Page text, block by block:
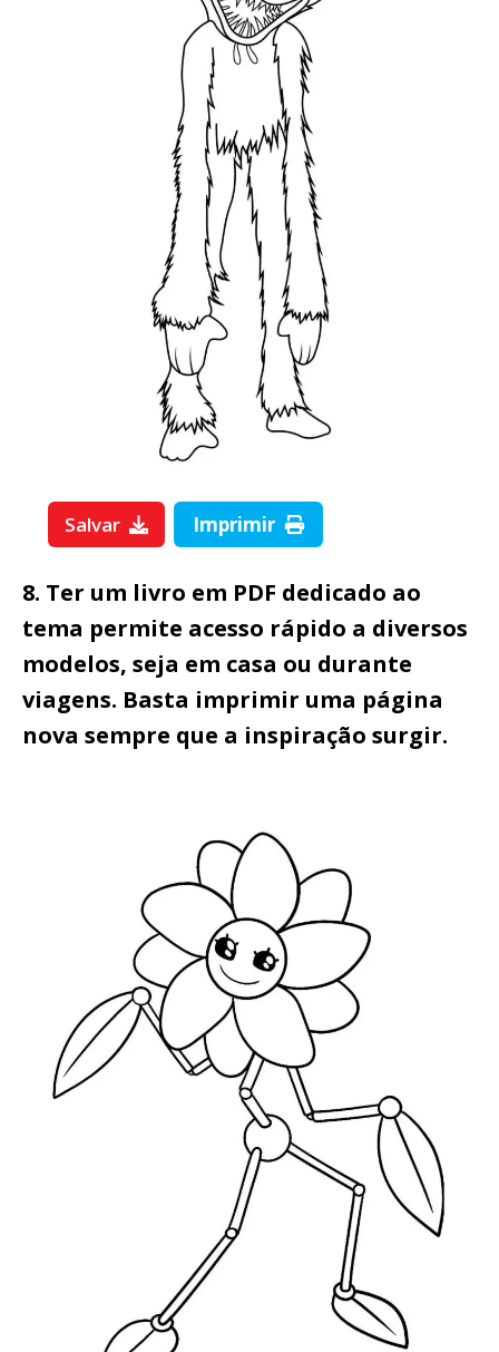
Salvar Imprimir
8. Ter um livro em PDF dedicado ao
tema permite acesso rápido a diversos
modelos, seja em casa ou durante
viagens. Basta imprimir uma página
nova sempre que a inspiração surgir.